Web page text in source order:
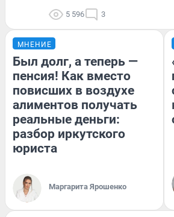
5 596 3
МНЕНИЕ
Был долг, а теперь —
пенсия! Как вместо
повисших в воздухе
алиментов получать
реальные деньги:
разбор иркутского
юриста
Маргарита Ярошенко